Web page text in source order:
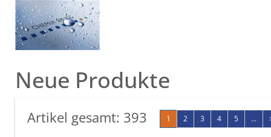
Neue Produkte
Artikel gesamt: 393 1 2 3 4 5 ...